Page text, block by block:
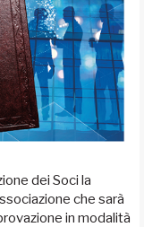
dei Soci la
che sarà
in modalità